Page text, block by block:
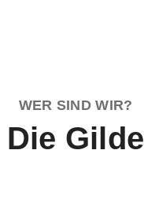
WER SIND WIR?
Die Gilde